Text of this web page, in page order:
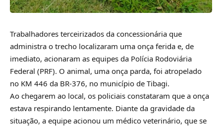
Trabalhadores terceirizados da concessionária que
administra o trecho localizaram uma onça ferida e, de
imediato, acionaram as equipes da Polícia Rodoviária
Federal (PRF). O animal, uma onça parda, foi atropelado
no KM 446 da BR-376, no município de Tibagi.
Ao chegarem ao local, os policiais constataram que a onça
estava respirando lentamente. Diante da gravidade da
situação, a equipe acionou um médico veterinário, que se